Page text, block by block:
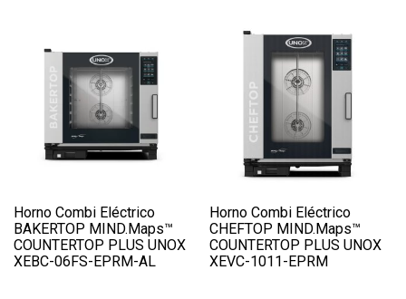
Horno Combi Eléctrico
BAKERTOP MIND.Maps™
COUNTERTOP PLUS UNOX
XEBC-06FS-EPRM-AL
Horno Combi Eléctrico
CHEFTOP MIND.Maps™
COUNTERTOP PLUS UNOX
XEVC-1011-EPRM